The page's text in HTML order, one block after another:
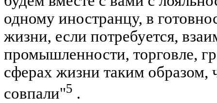
одному иностранцу, в
жизни, если потребуется,
промышленности, торговле,
сферах жизни таким образом,
совпали"5 .